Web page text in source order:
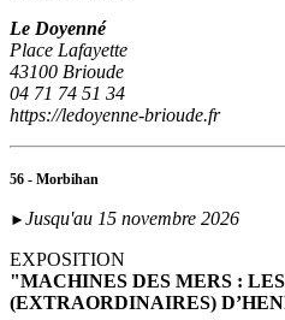
Le Doyenné
Place Lafayette
43100 Brioude
04 71 74 51 34
https://ledoyenne-brioude.fr
56 - Morbihan
► Jusqu'au 15 novembre 2026
EXPOSITION
"MACHINES DES MERS :
(EXTRAORDINAIRES)